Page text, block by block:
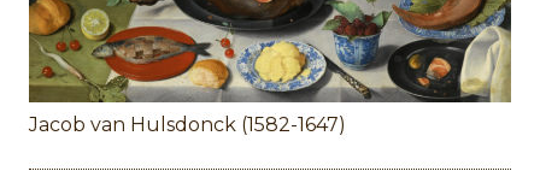
Jacob van Hulsdonck (1582-1647)